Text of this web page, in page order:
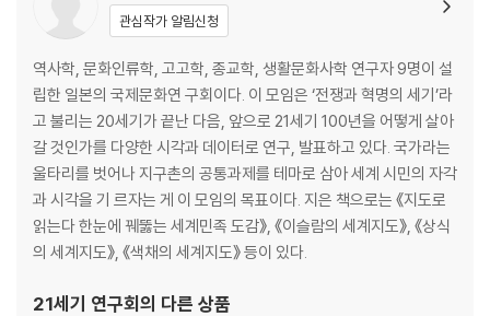
달러는 보헤미아 지역 은광에서 유래
홍해와 흑해
화학(chemistry)의 어원은 ‘검은 흙’의 이집트
죽음의 바다와 소돔
한 번 빠지면 나올 수 없다
사하라 사막은 녹색 땅이었다
세계에서 가장 높은 장소의 이름
북극은 큰곰자리 방향, 남극은?
2장. 지명은 고대 지중해로부터
고대 그리스는 살아 있다
관심작가 알림신청
역사학, 문화인류학, 고고학, 종교학, 생활문화사학 연구자 9명이 설
립한 일본의 국제문화연 구회이다. 이 모임은 ‘전쟁과 혁명의 세기’라
고 불리는 20세기가 끝난 다음, 앞으로 21세기 100년을 어떻게 살아
갈 것인가를 다양한 시각과 데이터로 연구, 발표하고 있다. 국가라는
울타리를 벗어나 지구촌의 공통과제를 테마로 삼아 세계 시민의 자각
과 시각을 기 르자는 게 이 모임의 목표이다. 지은 책으로는 《지도로
읽는다 한눈에 꿰뚫는 세계민족 도감》, 《이슬람의 세계지도》, 《상식
의 세계지도》, 《색채의 세계지도》 등이 있다.
21세기 연구회의 다른 상품